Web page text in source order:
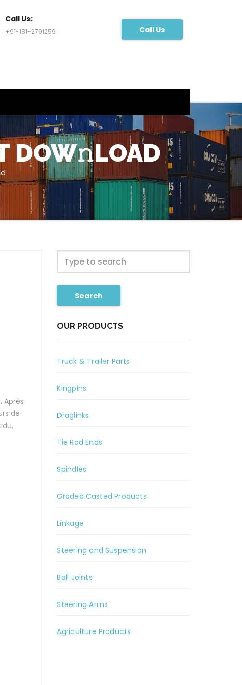
Call Us:
+91-181-2791259 Call Us
DOW𝚗LOAD
Après
de
Search
OUR PRODUCTS
Truck & Trailer Parts
Kingpins
Draglinks
Tie Rod Ends
Spindles
Graded Casted Products
Linkage
Steering and Suspension
Ball Joints
Steering Arms
Agriculture Products